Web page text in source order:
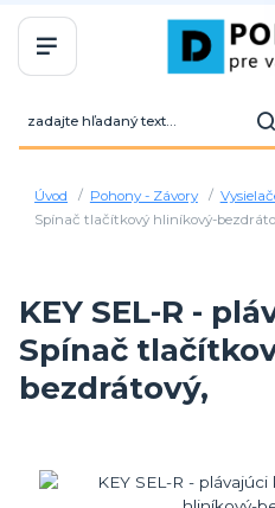
Úvod Pohony - Závory
Spínač tlačítkový hliníkový-
KEY SEL-R -
Spínač
bezdrátový,